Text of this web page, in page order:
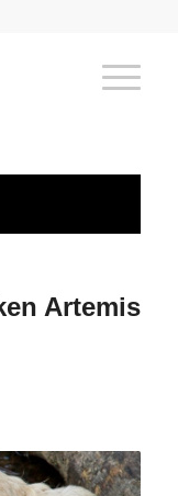
Artemis